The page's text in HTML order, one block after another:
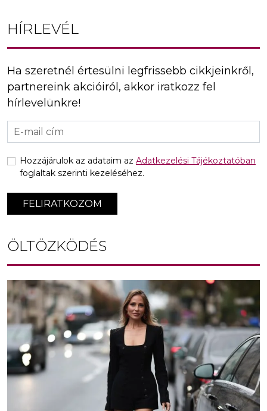
HÍRLEVÉL
Ha szeretnél értesülni legfrissebb cikkjeinkről,
partnereink akcióiról, akkor iratkozz fel
hírlevelünkre!
FELIRATKOZOM
Hozzájárulok az adataim az Adatkezelési Tájékoztatóban
foglaltak szerinti kezeléséhez.
ÖLTÖZKÖDÉS